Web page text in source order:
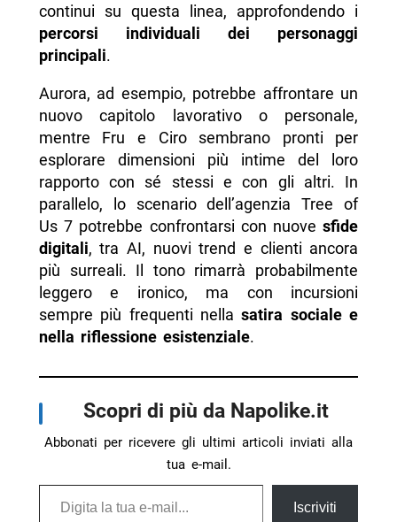
continui su questa linea, approfondendo i
percorsi individuali dei personaggi
principali.
Aurora, ad esempio, potrebbe affrontare un
nuovo capitolo lavorativo o personale,
mentre Fru e Ciro sembrano pronti per
esplorare dimensioni più intime del loro
rapporto con sé stessi e con gli altri. In
parallelo, lo scenario dell’agenzia Tree of
Us 7 potrebbe confrontarsi con nuovesfide
digitali, tra AI, nuovi trend e clienti ancora
più surreali. Il tono rimarrà probabilmente
leggero e ironico, ma con incursioni
sempre più frequenti nellasatira sociale e
nella riflessione esistenziale.
Scopri di più da Napolike.it
Abbonati per ricevere gli ultimi articoli inviati alla
tua e-mail.
Digita la tua e-mail...
Iscriviti